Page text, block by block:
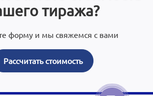
тиража?
форму и мы свяжемся с вами
Рассчитать стоимость